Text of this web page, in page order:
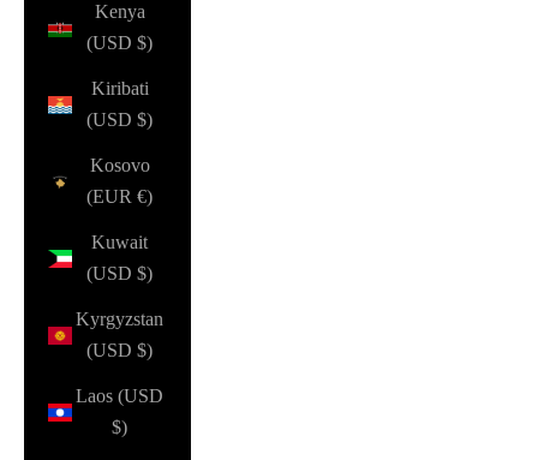
Kenya
(USD $)
Kiribati
(USD $)
Kosovo
(EUR €)
Kuwait
(USD $)
Kyrgyzstan
(USD $)
Laos (USD
$)